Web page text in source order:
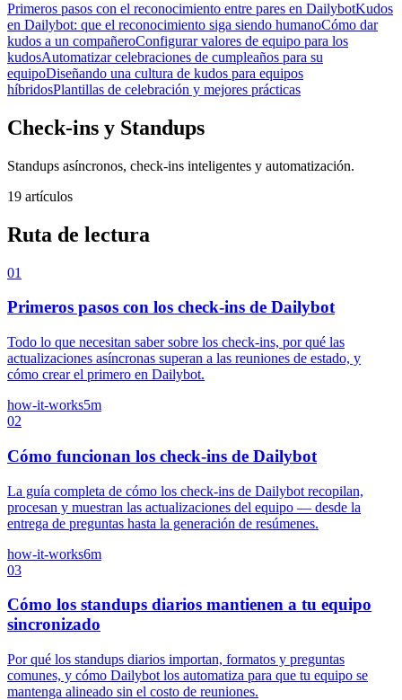
Primeros pasos con el reconocimiento entre pares en DailybotKudos
en Dailybot: que el reconocimiento siga siendo humanoCómo dar
kudos a un compañeroConfigurar valores de equipo para los
kudosAutomatizar celebraciones de cumpleaños para su
equipoDiseñando una cultura de kudos para equipos
híbridosPlantillas de celebración y mejores prácticas
Check-ins y Standups
Standups asíncronos, check-ins inteligentes y automatización.
19 artículos
Ruta de lectura
01
Primeros pasos con los check-ins de Dailybot
Todo lo que necesitan saber sobre los check-ins, por qué las
actualizaciones asíncronas superan a las reuniones de estado, y
cómo crear el primero en Dailybot.
how-it-works5m
02
Cómo funcionan los check-ins de Dailybot
La guía completa de cómo los check-ins de Dailybot recopilan,
procesan y muestran las actualizaciones del equipo — desde la
entrega de preguntas hasta la generación de resúmenes.
how-it-works6m
03
Cómo los standups diarios mantienen a tu equipo
sincronizado
Por qué los standups diarios importan, formatos y preguntas
comunes, y cómo Dailybot los automatiza para que tu equipo se
mantenga alineado sin el costo de reuniones.